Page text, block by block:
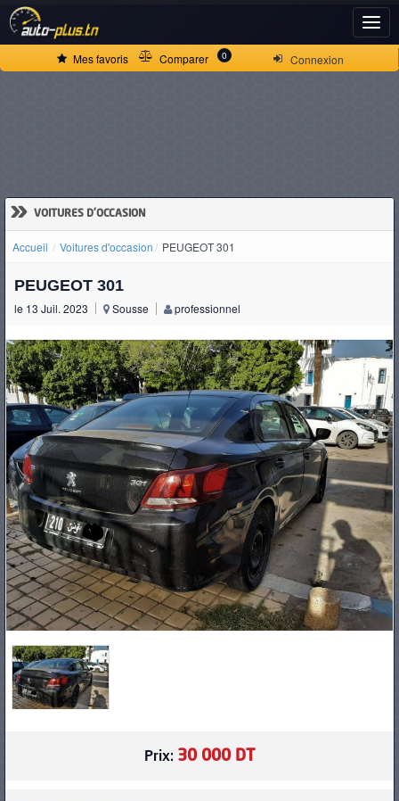
Connexion
Mes favoris Comparer 0
» VOITURES D'OCCASION
Accueil Voitures d'occasion PEUGEOT 301
PEUGEOT 301
le 13 Juil. 2023 Sousse professionnel
Prix: 30 000 DT
ACCUEIL
D'OCCASION
CAMIONS
PNEUS